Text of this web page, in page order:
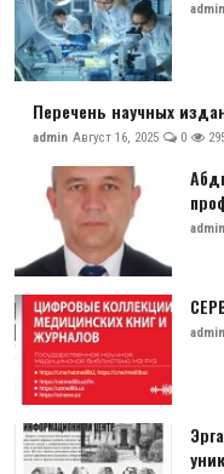
admin
Перечень научных
admin Август 16, 2025 0
admin
admin